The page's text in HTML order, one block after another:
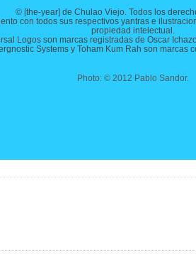
© [the-year] de Chulao Viejo. Todos los
con todos sus respectivos yantras e
propiedad intelectual.
Logos son marcas registradas de Oscar
Systems y Toham Kum Rah son marcas
Photo: © 2012 Pablo Sandor.